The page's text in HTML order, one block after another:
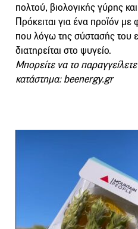
πολτού, βιολογικής γύρης
Πρόκειται για ένα προϊόν με
που λόγω της σύστασής του
διατηρείται στο ψυγείο.
Μπορείτε να το
κατάστημα: beenergy.gr